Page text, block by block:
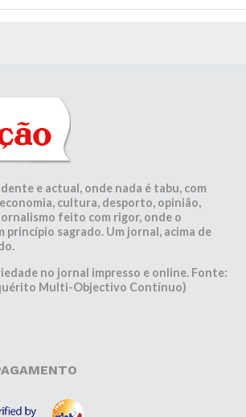
e actual, onde nada é tabu, com
cultura, desporto, opinião,
feito com rigor, onde o
sagrado. Um jornal, acima de
no jornal impresso e online. Fonte:
Multi-Objectivo Contínuo)